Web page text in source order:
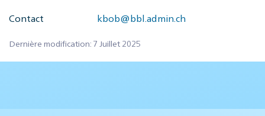
Contact kbob@bbl.admin.ch
Dernière modification: 7 Juillet 2025